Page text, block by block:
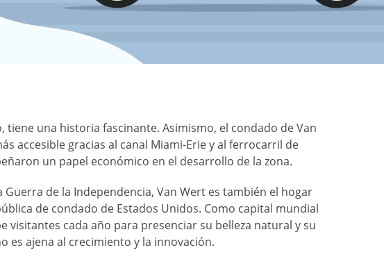
una historia fascinante. Asimismo, el condado de Van
accesible gracias al canal Miami-Erie y al ferrocarril de
un papel económico en el desarrollo de la zona.
de la Independencia, Van Wert es también el hogar
de condado de Estados Unidos. Como capital mundial
cada año para presenciar su belleza natural y su
es ajena al crecimiento y la innovación.